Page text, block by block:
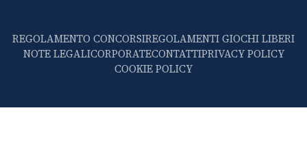
REGOLAMENTO CONCORSIREGOLAMENTI GIOCHI LIBERI
NOTE LEGALICORPORATECONTATTIPRIVACY POLICY
COOKIE POLICY